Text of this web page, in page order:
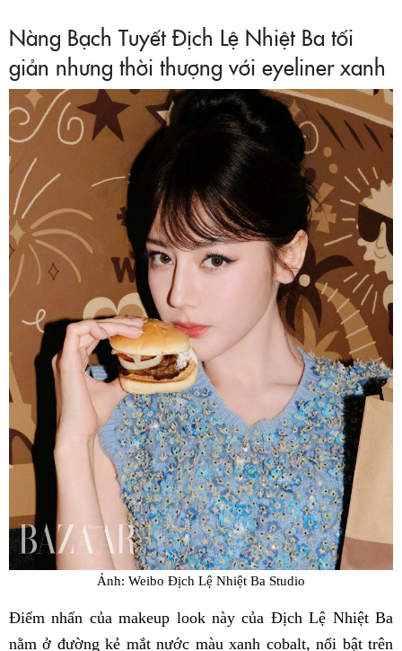
Nàng Bạch Tuyết Địch Lệ Nhiệt Ba tối
giản nhưng thời thượng với eyeliner xanh
Ảnh: Weibo Địch Lệ Nhiệt Ba Studio
Điểm nhấn của makeup look này của Địch Lệ Nhiệt Ba
nằm ở đường kẻ mắt nước màu xanh cobalt, nổi bật trên